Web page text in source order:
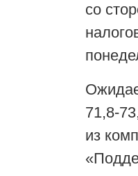
со
71,8-
из